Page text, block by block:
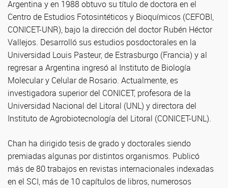
Argentina y en 1988 obtuvo su título de doctora en el
Centro de Estudios Fotosintéticos y Bioquímicos (CEFOBI,
CONICET-UNR), bajo la dirección del doctor Rubén Héctor
Vallejos. Desarrolló sus estudios posdoctorales en la
Universidad Louis Pasteur, de Estrasburgo (Francia) y al
regresar a Argentina ingresó al Instituto de Biología
Molecular y Celular de Rosario. Actualmente, es
investigadora superior del CONICET, profesora de la
Universidad Nacional del Litoral (UNL) y directora del
Instituto de Agrobiotecnología del Litoral (CONICET-UNL).
Chan ha dirigido tesis de grado y doctorales siendo
premiadas algunas por distintos organismos. Publicó
más de 80 trabajos en revistas internacionales indexadas
en el SCI, más de 10 capítulos de libros, numerosos